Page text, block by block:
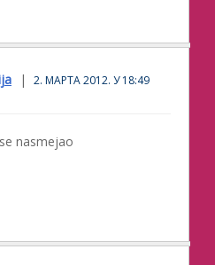
2. МАРТА 2012. У 18:49
nasmejao